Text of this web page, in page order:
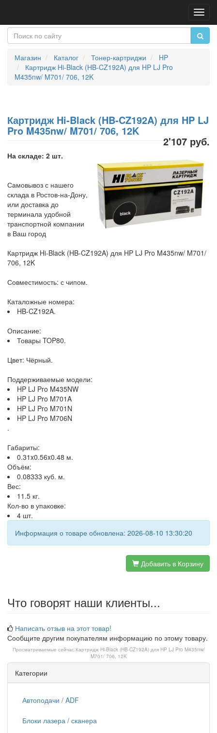
Магазин Каталог Тонер-картриджи
HP
Картридж Hi-Black (HB-CZ192A) для HP LJ Pro
M435nw/ M701/ 706, 12K
Картридж Hi-Black (HB-CZ192A) для HP LJ
Pro M435nw/ M701/ 706, 12K
2'107 руб.
На складе: 2 шт.
Самовывоз с нашего
склада в Ростов-на-Дону,
или доставка до
терминала удобной
транспортной компании
в Ваш город
Картридж Hi-Black (HB-CZ192A) для HP LJ Pro M435nw/ M701/
706, 12K
Совместимость: с чипом.
Каталожные номера:
HB-CZ192A.
Описание:
Товары TOP80.
Цвет: Чёрный.
Поддерживаемые модели:
HP LJ Pro M435NW
HP LJ Pro M701A
HP LJ Pro M701N
HP LJ Pro M706N
.
Габариты:
0.31x0.56x0.48 м.
Объём:
0.08333 куб. м.
Вес:
11.5 кг.
Кол-во в упаковке:
4 шт.
Информация о товаре обновлена: 2026-08-10 13:30:20
Добавить в Корзину
Что говорят наши клиенты...
Написать отзыв на этот товар!
Сообщите другим покупателям информацию по этому товару.
Просматриваемые сейчас:Картридж Hi-Black (HB-CZ192A) для HP LJ Pro M435nw/
M701/ 706, 12K
Категории
Автоподачи / ADF
Блоки лазера / сканера